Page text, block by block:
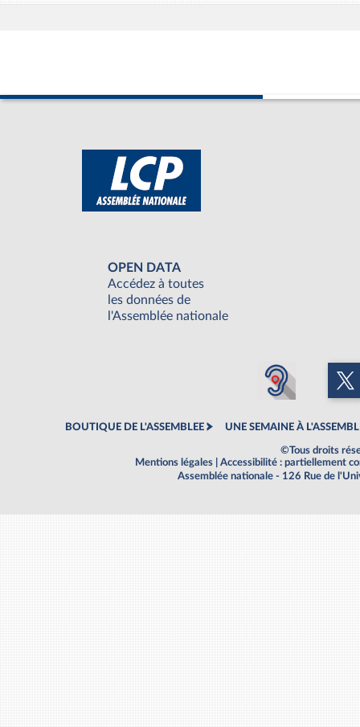
OPEN DATA
Accédez à toutes
les données de
l'Assemblée nationale
BOUTIQUE DE L'ASSEMBLEE UNE SEMAINE À
©Tous droits
Mentions légales
Accessibilité : partiellement
Assemblée nationale - 126 Rue de